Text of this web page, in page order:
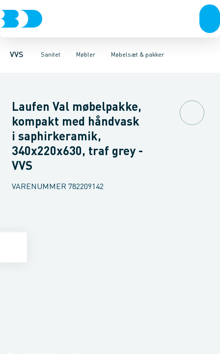
VVS Sanitet
Rør & fittingsPressfittings & rørKuglehaner & ventiler
Møbler
Toiletter, sæder og cisterner VaskeArmaturer
Møbelsæt & pakker
Møbelsæt & pakkerUnderskabeHøjskabeOverskabe
Laufen Val møbelpakke,
kompakt med håndvask
i saphirkeramik,
340x220x630, traf grey -
VVS
VARENUMMER 782209142